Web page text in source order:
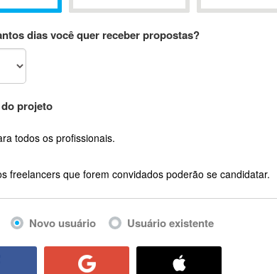
Toolkit (AWT)
dias você quer receber propostas?
projeto
todos os profissionais.
freelancers que forem convidados poderão se candidatar.
Novo usuário Usuário existente